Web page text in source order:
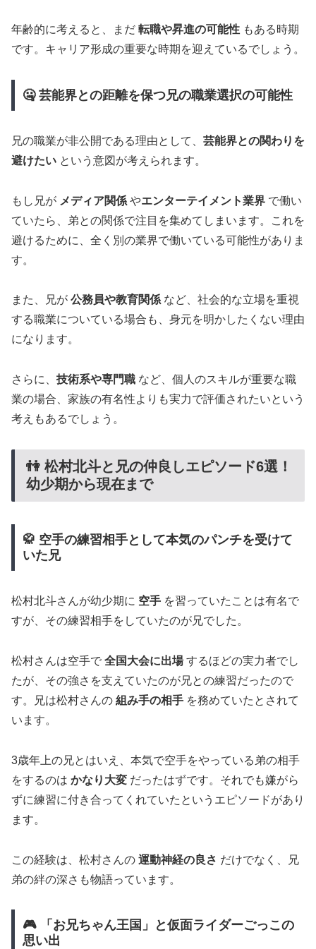
年齢的に考えると、まだ 転職や昇進の可能性 もある時期
です。キャリア形成の重要な時期を迎えているでしょう。
🤐 芸能界との距離を保つ兄の職業選択の可能性
兄の職業が非公開である理由として、 芸能界との関わりを
避けたい という意図が考えられます。
もし兄が メディア関係 やエンターテイメント業界 で働い
ていたら、弟との関係で注目を集めてしまいます。これを
避けるために、全く別の業界で働いている可能性がありま
す。
また、兄が 公務員や教育関係など、社会的な立場を重視
する職業についている場合も、身元を明かしたくない理由
になります。
さらに、 技術系や専門職 など、個人のスキルが重要な職
業の場合、家族の有名性よりも実力で評価されたいという
考えもあるでしょう。
👫 松村北斗と兄の仲良しエピソード6選！
幼少期から現在まで
🥋 空手の練習相手として本気のパンチを受けて
いた兄
松村北斗さんが幼少期に 空手 を習っていたことは有名で
すが、その練習相手をしていたのが兄でした。
松村さんは空手で 全国大会に出場するほどの実力者でし
たが、その強さを支えていたのが兄との練習だったので
す。兄は松村さんの 組み手の相手 を務めていたとされて
います。
3歳年上の兄とはいえ、本気で空手をやっている弟の相手
をするのは かなり大変 だったはずです。それでも嫌がら
ずに練習に付き合ってくれていたというエピソードがあり
ます。
この経験は、松村さんの 運動神経の良さ だけでなく、兄
弟の絆の深さも物語っています。
🎮 「お兄ちゃん王国」と仮面ライダーごっこの
思い出